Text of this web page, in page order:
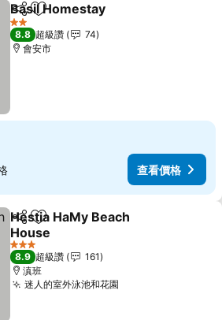
分享 加入我的最愛
Basil Homestay
2 星級
8.8 超級讚
74
會安市
查看價格
分享 加入我的最愛
Hestia HaMy Beach
House
查看價格
3 星級
8.9 超級讚
161
滇班
迷人的室外泳池和花園